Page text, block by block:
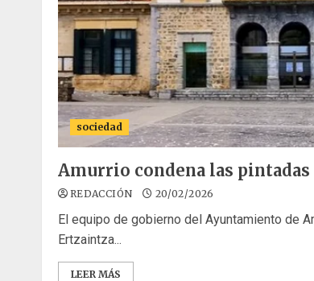
sociedad
Amurrio condena las
REDACCIÓN 20/02/2026
El equipo de gobierno del Ayuntamiento de
Ertzaintza...
LEER MÁS